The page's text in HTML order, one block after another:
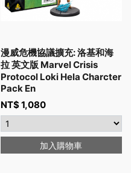
漫威危機協議擴充: 洛基和海
拉 英文版 Marvel Crisis
Protocol Loki Hela Charcter
Pack En
NT$1,080
加入購物車